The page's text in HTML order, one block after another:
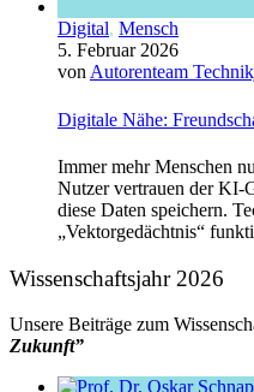
Digital, Mensch
5. Februar 2026
von Autorenteam
Digitale Nähe:
Immer mehr Menschen
Nutzer vertrauen der KI-
diese Daten speichern.
„Vektorgedächtnis“
Wissenschaftsjahr 2026
Unsere Beiträge zum
Zukunft”